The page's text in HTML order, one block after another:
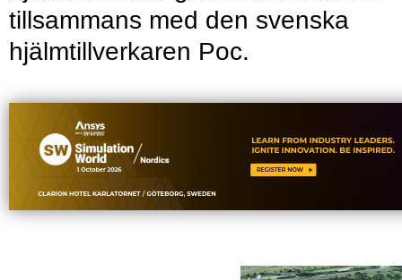
tillsammans med den svenska
hjälmtillverkaren Poc.